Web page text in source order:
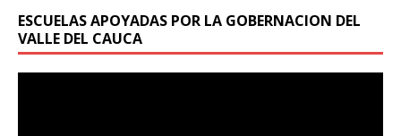
ESCUELAS APOYADAS POR LA GOBERNACION DEL
VALLE DEL CAUCA